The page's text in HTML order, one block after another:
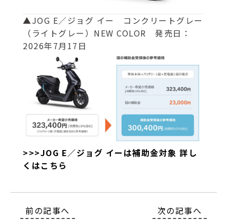
▲JOG E／ジョグ イー コンクリートグレー
（ライトグレー）NEW COLOR 発売日：
2026年7月17日
>>>JOG E／ジョグ イーは補助金対象 詳し
くはこちら
前の記事へ 次の記事へ